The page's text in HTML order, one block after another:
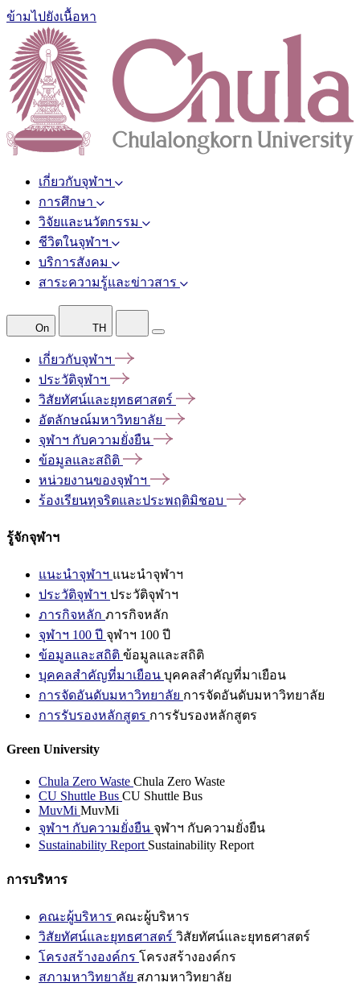
ข้ามไปยังเนื้อหา
เกี่ยวกับจุฬาฯ
การศึกษา
วิจัยและนวัตกรรม
ชีวิตในจุฬาฯ
บริการสังคม
สาระความรู้และข่าวสาร
On TH
เกี่ยวกับจุฬาฯ
ประวัติจุฬาฯ
วิสัยทัศน์และยุทธศาสตร์
อัตลักษณ์มหาวิทยาลัย
จุฬาฯ กับความยั่งยืน
ข้อมูลและสถิติ
หน่วยงานของจุฬาฯ
ร้องเรียนทุจริตและประพฤติมิชอบ
รู้จักจุฬาฯ
แนะนำจุฬาฯ แนะนำจุฬาฯ
ประวัติจุฬาฯ ประวัติจุฬาฯ
ภารกิจหลัก ภารกิจหลัก
จุฬาฯ 100 ปี จุฬาฯ 100 ปี
ข้อมูลและสถิติ ข้อมูลและสถิติ
บุคคลสำคัญที่มาเยือน บุคคลสำคัญที่มาเยือน
การจัดอันดับมหาวิทยาลัย การจัดอันดับมหาวิทยาลัย
การรับรองหลักสูตร การรับรองหลักสูตร
Green University
Chula Zero Waste Chula Zero Waste
CU Shuttle Bus CU Shuttle Bus
MuvMi MuvMi
จุฬาฯ กับความยั่งยืน จุฬาฯ กับความยั่งยืน
Sustainability Report Sustainability Report
การบริหาร
คณะผู้บริหาร คณะผู้บริหาร
วิสัยทัศน์และยุทธศาสตร์ วิสัยทัศน์และยุทธศาสตร์
โครงสร้างองค์กร โครงสร้างองค์กร
สภามหาวิทยาลัย สภามหาวิทยาลัย